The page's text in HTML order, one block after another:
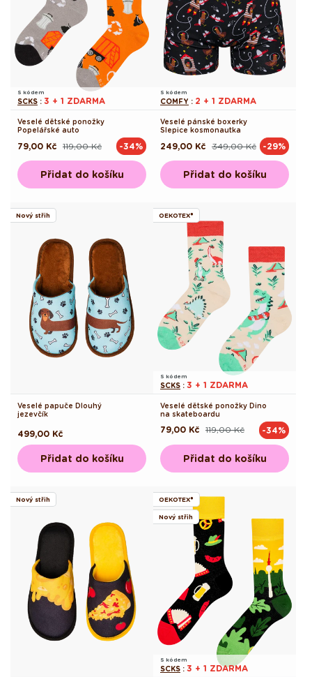
S kódem
SCKS : 3 + 1 ZDARMA
Veselé dětské ponožky
Popelářské auto
Běžná
119,00 Kč
Výprodejová
79,00 Kč -34%
Přidat do košíku
S kódem
COMFY : 2 + 1 ZDARMA
Veselé pánské boxerky
Slepice kosmonautka
Běžná
349,00 Kč
Výprodejová
249,00 Kč -29%
Přidat do košíku
Nový střih
Veselé papuče Dlouhý
jezevčík
Běžná
cena
499,00 Kč
Přidat do košíku
OEKOTEX®
S kódem
SCKS : 3 + 1 ZDARMA
Veselé dětské ponožky Dino
na skateboardu
Běžná
119,00 Kč
Výprodejová
79,00 Kč -34%
Přidat do košíku
Nový střih OEKOTEX®
Nový střih
S kódem
SCKS : 3 + 1 ZDARMA